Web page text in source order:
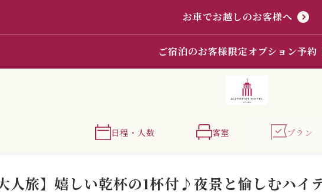
お車でお越しのお客様へ
ご宿泊のお客様限定オプション予約
日程・人数 客室 プラン
人旅】嬉しい乾杯の1杯付♪夜景と愉しむハイ